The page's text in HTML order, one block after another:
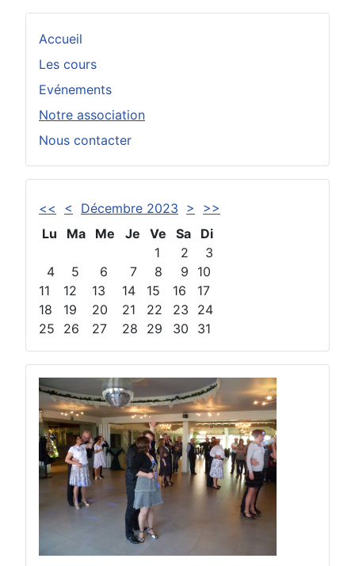
Accueil
Les cours
Evénements
Notre association
Nous contacter
<< < Décembre 2023 >
>>
Lu
Ma Me Je Ve Sa
Di
1
2
3
4
5 6 7 8 9
10
11
12 13 14 15 16
17
18
19 20 21 22 23
24
25
26 27 28 29 30 31